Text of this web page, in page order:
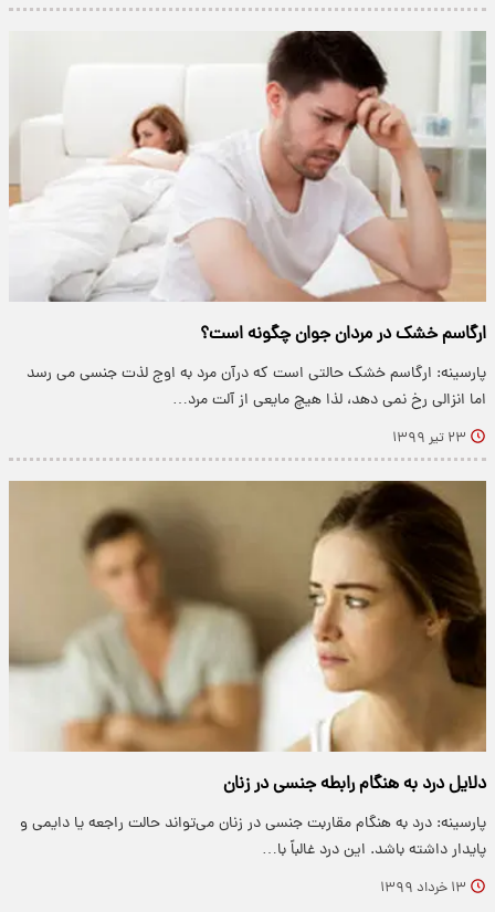
ارگاسم خشک در مردان جوان چگونه است؟
پارسینه: ارگاسم خشک حالتی است که درآن مرد به اوج لذت جنسی می رسد
اما انزالی رخ نمی دهد، لذا هیچ مایعی از آلت مرد…
۲۳ تیر ۱۳۹۹
دلایل درد به هنگام رابطه جنسی در زنان
پارسینه: درد به هنگام مقاربت جنسی در زنان می‌تواند حالت راجعه یا دایمی و
پایدار داشته باشد. این درد غالباً با…
۱۳ خرداد ۱۳۹۹